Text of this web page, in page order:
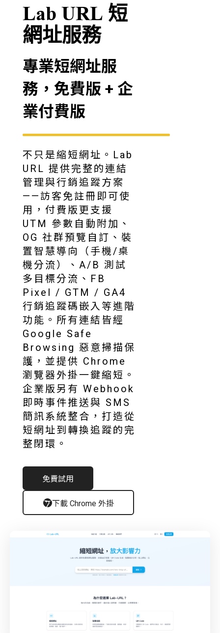
Lab URL 短
網址服務
專業短網址服
務，免費版 + 企
業付費版
不只是縮短網址。Lab
URL 提供完整的連結
管理與行銷追蹤方案
——訪客免註冊即可使
用，付費版更支援
UTM 參數自動附加、
OG 社群預覽自訂、裝
置智慧導向（手機/桌
機分流）、A/B 測試
多目標分流、FB
Pixel / GTM / GA4
行銷追蹤碼嵌入等進階
功能。所有連結皆經
Google Safe
Browsing 惡意掃描保
護，並提供 Chrome
瀏覽器外掛一鍵縮短。
企業版另有 Webhook
即時事件推送與 SMS
簡訊系統整合，打造從
短網址到轉換追蹤的完
整閉環。
免費試用
下載 Chrome 外掛